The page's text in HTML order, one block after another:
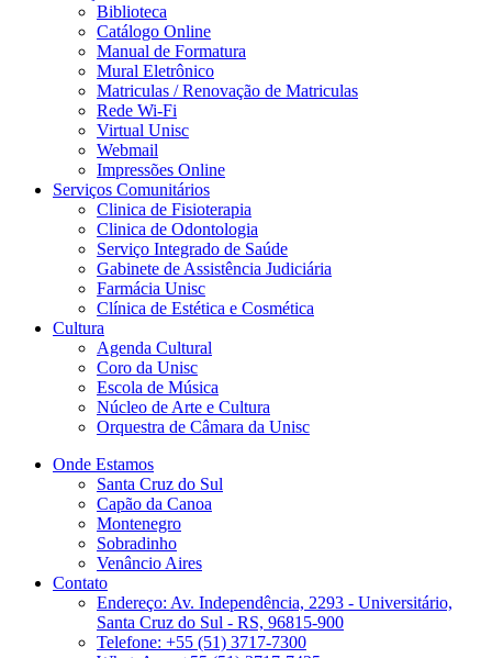
Biblioteca
Catálogo Online
Manual de Formatura
Mural Eletrônico
Matriculas / Renovação de Matriculas
Rede Wi-Fi
Virtual Unisc
Webmail
Impressões Online
Serviços Comunitários
Clinica de Fisioterapia
Clinica de Odontologia
Serviço Integrado de Saúde
Gabinete de Assistência Judiciária
Farmácia Unisc
Clínica de Estética e Cosmética
Cultura
Agenda Cultural
Coro da Unisc
Escola de Música
Núcleo de Arte e Cultura
Orquestra de Câmara da Unisc
Onde Estamos
Santa Cruz do Sul
Capão da Canoa
Montenegro
Sobradinho
Venâncio Aires
Contato
Endereço: Av. Independência, 2293 - Universitário,
Santa Cruz do Sul - RS, 96815-900
Telefone: +55 (51) 3717-7300